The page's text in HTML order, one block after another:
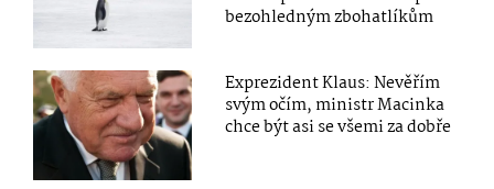
bezohledným zbohatlíkům
Exprezident Klaus: Nevěřím
svým očím, ministr Macinka
chce být asi se všemi za dobře